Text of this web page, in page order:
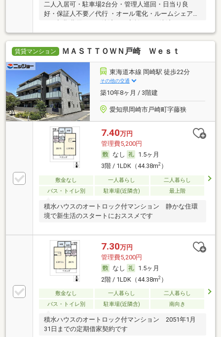
二人入居可・駐車場2台分・管理人巡回・日当り良
好・保証人不要／代行 ・オール電化・ルームシェア
可・初期費用カード決済可・家賃カード決済可
賃貸マンション ＭＡＳＴＴＯＷＮ戸崎 Ｗｅｓｔ
東海道本線 岡崎駅 徒歩22分
その他の交通
築10年8ヶ月 / 3階建
愛知県岡崎市戸崎町字藤狭
7.40万円
管理費5,200円
なし
1.5ヶ月
3階 / 1LDK（44.38m2）
敷金なし 一人暮らし
二人暮らし
バス・トイレ別
駐車場(近隣含) 最上階
積水ハウスのオートロック付マンション 静かな住環
境で新生活のスタートにおススメです
7.30万円
管理費5,200円
なし
1.5ヶ月
2階 / 1LDK（44.38m2）
敷金なし 一人暮らし
二人暮らし
バス・トイレ別
駐車場(近隣含) 南向き
積水ハウスのオートロック付マンション 2051年1月
31日までの定期借家契約です